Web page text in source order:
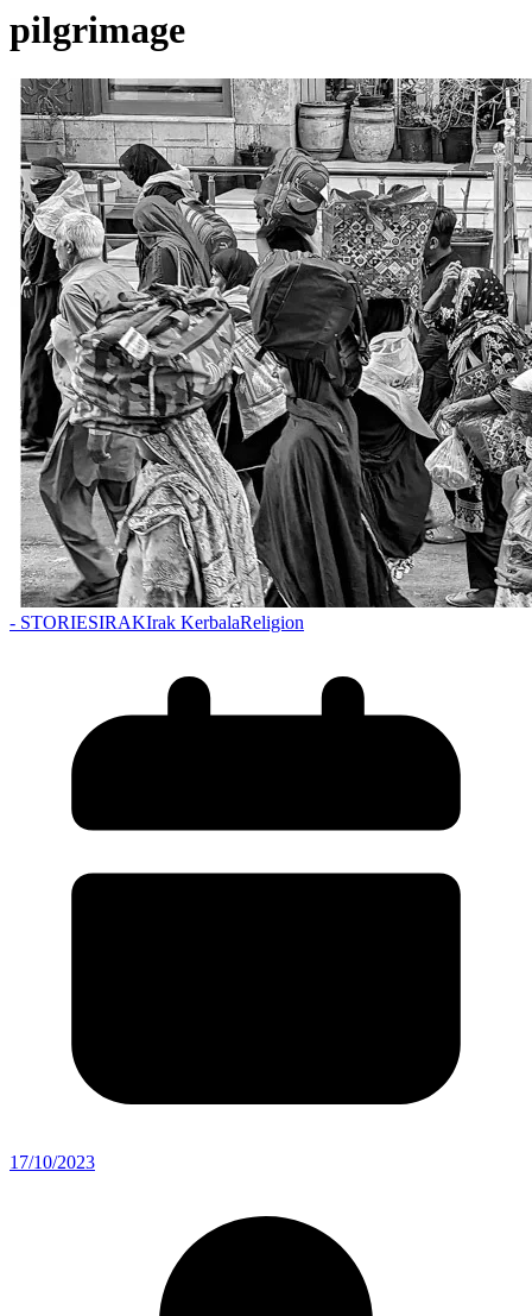
pilgrimage
- STORIESIRAKIrak KerbalaReligion
17/10/2023